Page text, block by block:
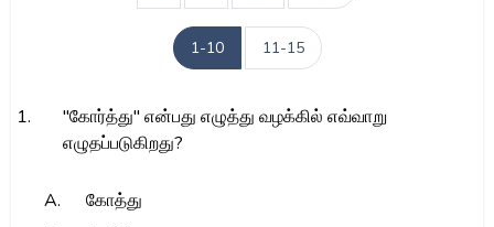
1-10 11-15
1.
"கோர்த்து" என்பது எழுத்து வழக்கில் எவ்வாறு
எழுதப்படுகிறது?
A.
கோத்து